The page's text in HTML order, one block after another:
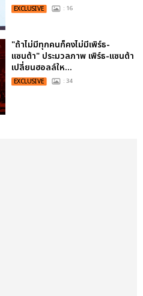
EXCLUSIVE : 16
"ถ้าไม่มีทุกคนก็คงไม่มีเพิร์ธ-
แซนต้า" ประมวลภาพ เพิร์ธ-แซนต้า
เปลี่ยนฮอลล์ให...
EXCLUSIVE : 34